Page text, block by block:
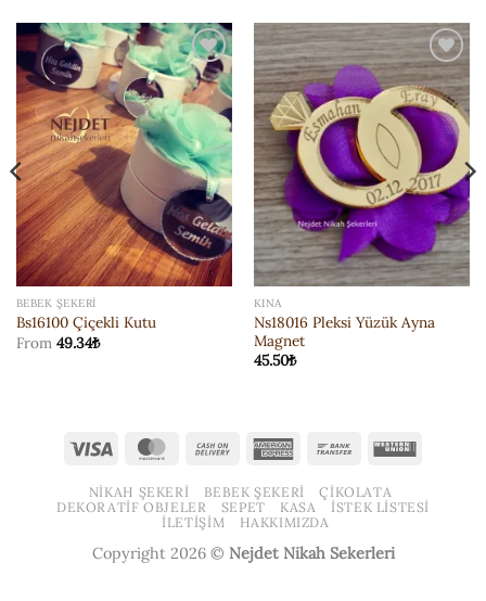
ISTEK
LISTESI'NE
EKLE
BEBEK ŞEKERI
Bs16100 Çiçekli Kutu
From 49.34₺
ISTEK
LISTESI'NE
EKLE
KINA
Ns18016 Pleksi Yüzük Ayna
Magnet
45.50₺
Visa MasterCardCash
Delivery
American Bank
Western
NIKAH ŞEKERI BEBEK ŞEKERI
ÇIKOLATA
DEKORATIF OBJELER
SEPET KASA
İSTEK LISTESI
İLETIŞIM
HAKKIMIZDA
Copyright 2026 © Nejdet Nikah Sekerleri